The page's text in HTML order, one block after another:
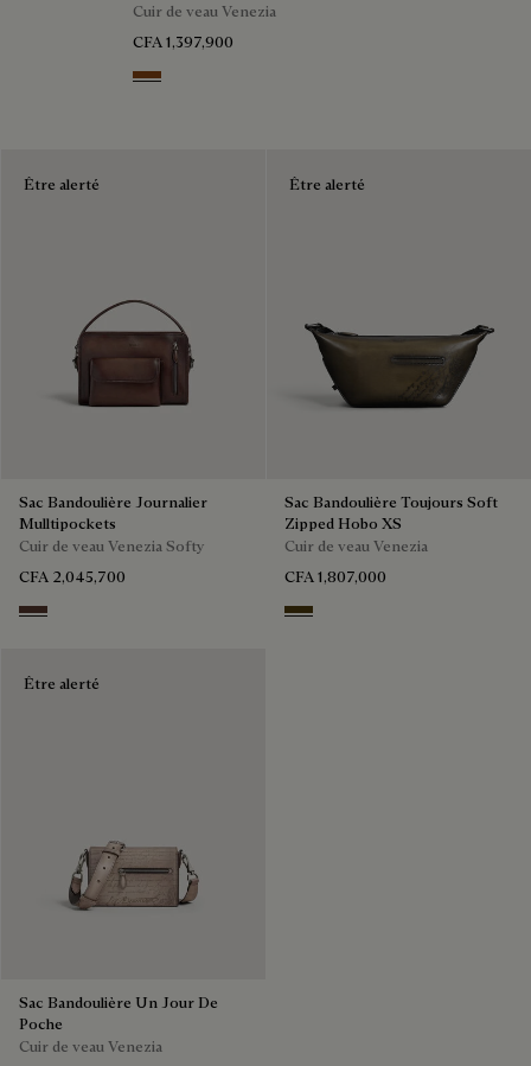
Cuir de veau Venezia
CFA 1,397,900
Cacao Intenso
Être alerté
Sac Bandoulière Journalier
Mulltipockets
Cuir de veau Venezia Softy
CFA 2,045,700
Soft Brown
Être alerté
Sac Bandoulière Toujours Soft
Zipped Hobo XS
Cuir de veau Venezia
CFA 1,807,000
Appennini
Être alerté
Sac Bandoulière Un Jour De
Poche
Cuir de veau Venezia